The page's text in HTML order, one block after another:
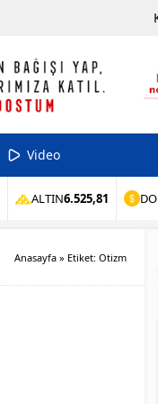
Video
ALTIN6.525,81
Anasayfa » Etiket: Otizm